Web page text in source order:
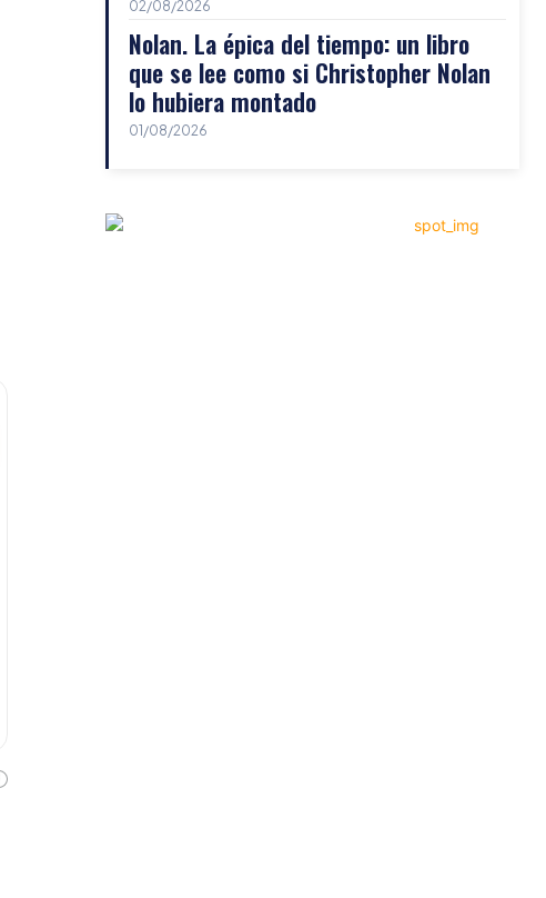
02/08/2026
Nolan. La épica del tiempo: un libro
que se lee como si Christopher Nolan
lo hubiera montado
01/08/2026